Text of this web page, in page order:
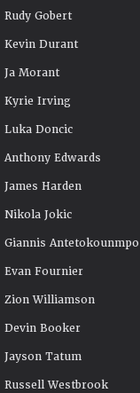
Rudy Gobert
Kevin Durant
Ja Morant
Kyrie Irving
Luka Doncic
Anthony Edwards
James Harden
Nikola Jokic
Giannis Antetokounmpo
Evan Fournier
Zion Williamson
Devin Booker
Jayson Tatum
Russell Westbrook